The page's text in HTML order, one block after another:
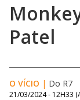
Patel
O VÍCIO | Do R7
21/03/2024 - 12H33